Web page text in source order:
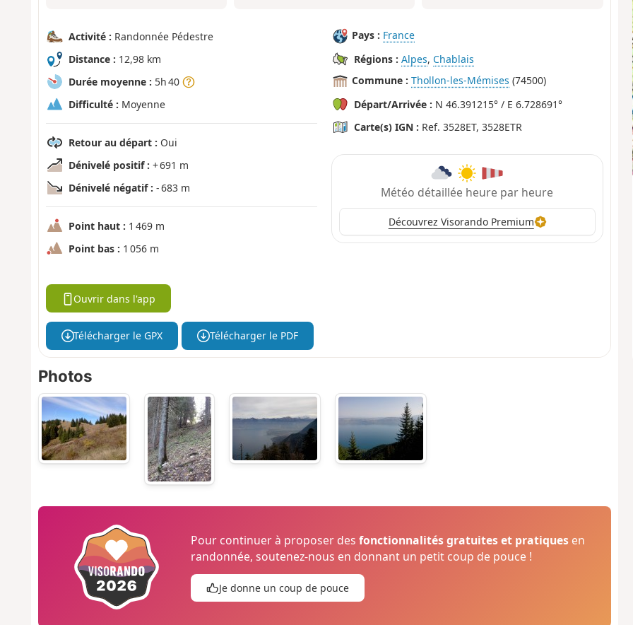
Activité : Randonnée Pédestre
Distance : 12,98 km
Durée moyenne : 5h 40
Difficulté : Moyenne
Retour au départ : Oui
Dénivelé positif : + 691 m
Dénivelé négatif : - 683 m
Point haut : 1 469 m
Point bas : 1 056 m
Pays : France
Régions : Alpes, Chablais
Commune : Thollon-les-Mémises (74500)
Départ/Arrivée : N 46.391215° / E 6.728691°
Carte(s) IGN : Ref. 3528ET, 3528ETR
Météo détaillée heure par heure
Découvrez Visorando Premium
Ouvrir dans l'app
Télécharger le GPX Télécharger le PDF
Photos
Pour continuer à proposer desfonctionnalités gratuites et pratiques en
randonnée, soutenez-nous en donnant un petit coup de pouce !
Je donne un coup de pouce